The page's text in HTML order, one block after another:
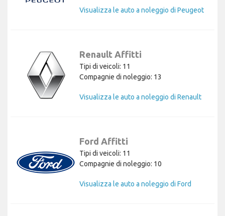
Visualizza le auto a noleggio di Peugeot
Renault Affitti
Tipi di veicoli: 11
Compagnie di noleggio: 13
Visualizza le auto a noleggio di Renault
Ford Affitti
Tipi di veicoli: 11
Compagnie di noleggio: 10
Visualizza le auto a noleggio di Ford